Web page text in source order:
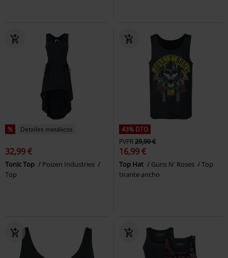
% Detalles metálicos
32,99 €
Tonic Top
Poizen Industries
Top
43% DTO
PVPR29,99 €
16,99 €
Top Hat Guns N' Roses
Top
tirante ancho